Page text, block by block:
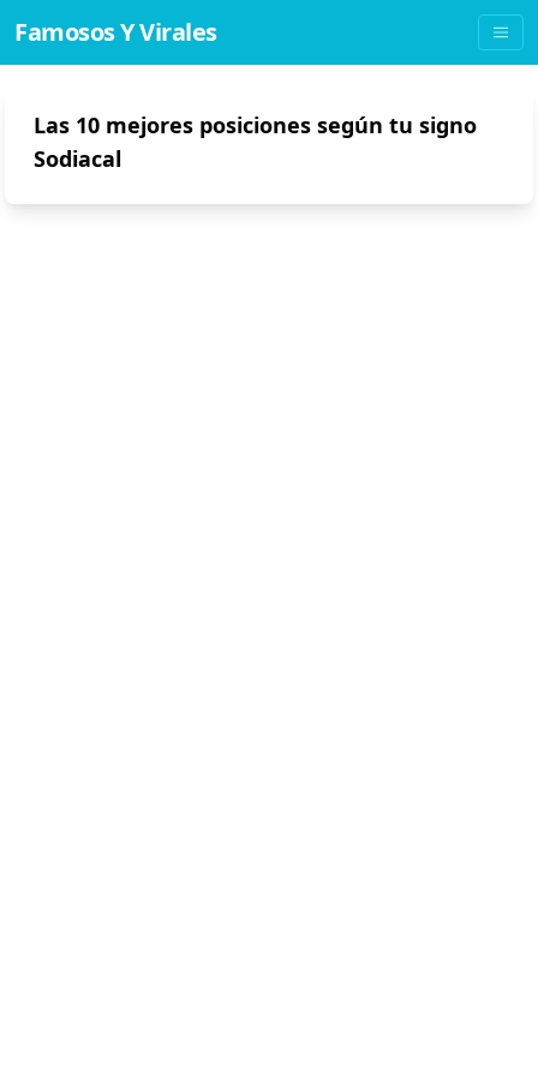
Famosos Y Virales
Las 10 mejores posiciones según tu signo
Sodiacal